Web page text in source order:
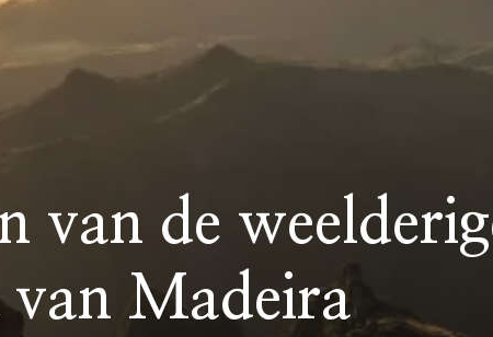
van de
van Madeira